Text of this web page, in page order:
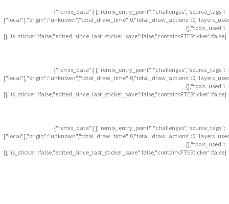
{"remix_data":[],"remix_entry_point":"challenges","source_tags":
{},"tools_used":
{},"is_sticker":false,"edited_since_last_sticker_save":false,"containsFTESticker":false}
{"remix_data":[],"remix_entry_point":"challenges","source_tags":
{},"tools_used":
{},"is_sticker":false,"edited_since_last_sticker_save":false,"containsFTESticker":false}
{"remix_data":[],"remix_entry_point":"challenges","source_tags":
{},"tools_used":
{},"is_sticker":false,"edited_since_last_sticker_save":false,"containsFTESticker":false}